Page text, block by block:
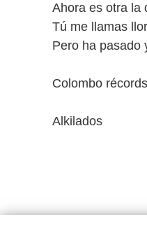
Ahora es otra la
Tú me llamas
Pero ha pasado
Colombo récords
Alkilados